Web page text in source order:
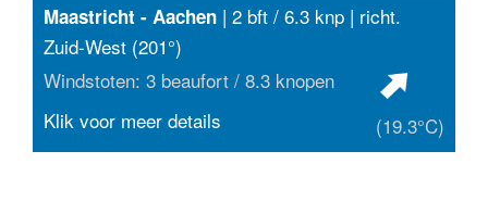
Maastricht - Aachen | 2 bft / 6.3 knp | richt.
Zuid-West (201°)
Windstoten: 3 beaufort / 8.3 knopen
(19.3°C)
Klik voor meer details